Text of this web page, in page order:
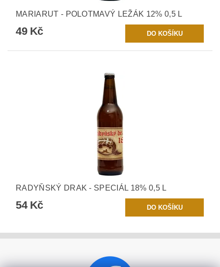
MARIARUT - POLOTMAVÝ LEŽÁK 12% 0,5 L
49 Kč
RADYŇSKÝ DRAK - SPECIÁL 18% 0,5 L
54 Kč